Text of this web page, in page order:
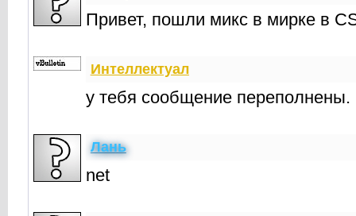
Привет, пошли микс в мирке в
Интеллектуал
у тебя сообщение переполнены.
Лань
net